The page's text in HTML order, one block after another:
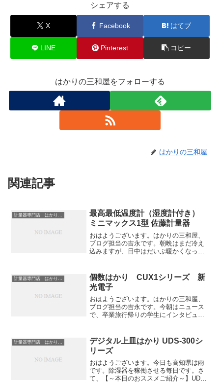
シェアする
X Facebook はてブ
LINE Pinterest コピー
はかりの三和屋をフォローする
はかりの三和屋
関連記事
最高最低温度計（湿度計付き）
ミニマックス1型 佐藤計量器
おはようございます。はかりの三和屋、
ブログ担当の吉永です。朝晩はまだ冷え
込みますが、日中はだいぶ暖かくなって
んどでした。来週は雨の日が多くなりそ
うですが、それが終わる...
個数はかり CUX1シリーズ 新
光電子
おはようございます。はかりの三和屋、
ブログ担当の吉永です。今朝はニュース
で、卒業旅行帰りの学生にインタビュー
りました。仲の良い友達12人で東京ディ
ズニーランドに行ったの...
計量器専門店 はかりの三和屋
デジタル上皿はかり UDS-300シ
リーズ
おはようございます。今日も高知県は雨
です。除湿器を稼働させる毎日です。さ
て、【～本日のおススメご紹介～】UDS-